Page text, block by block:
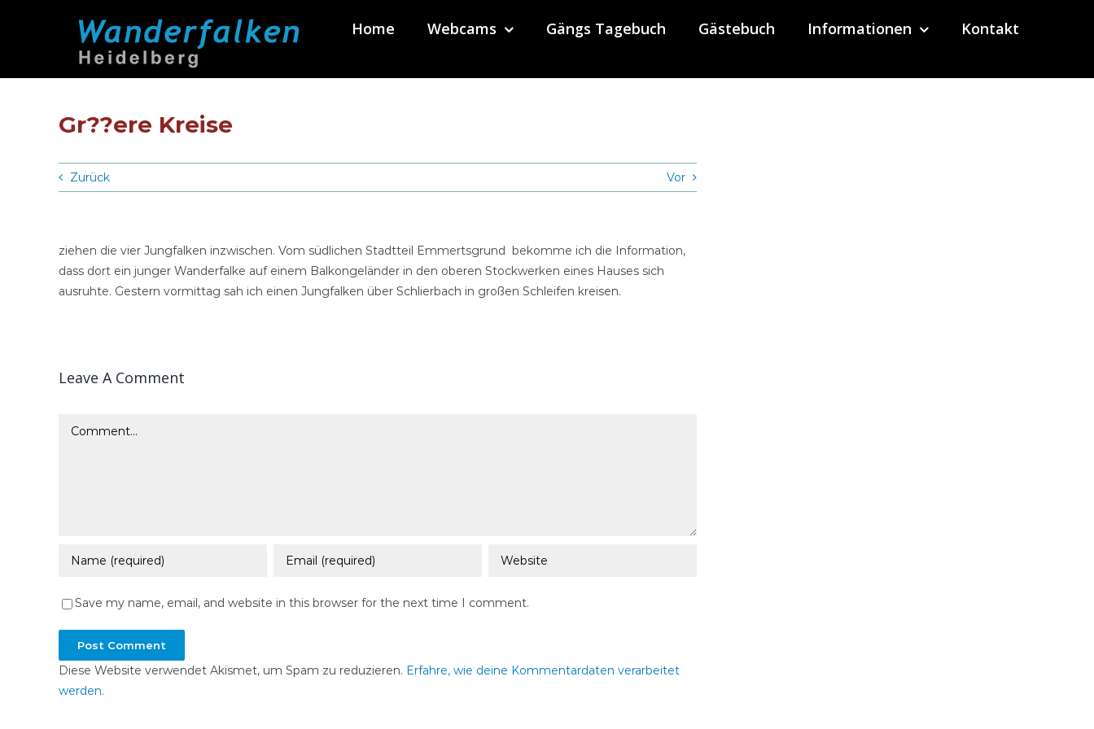
Home Webcams Gängs Tagebuch Gästebuch Informationen Kontakt
Gr??ere Kreise
Zurück Vor
ziehen die vier Jungfalken inzwischen. Vom südlichen Stadtteil Emmertsgrund bekomme ich die Information,
dass dort ein junger Wanderfalke auf einem Balkongeländer in den oberen Stockwerken eines Hauses sich
ausruhte. Gestern vormittag sah ich einen Jungfalken über Schlierbach in großen Schleifen kreisen.
Leave A Comment
Comment
Save my name, email, and website in this browser for the next time I comment.
Diese Website verwendet Akismet, um Spam zu reduzieren. Erfahre, wie deine Kommentardaten verarbeitet
werden.